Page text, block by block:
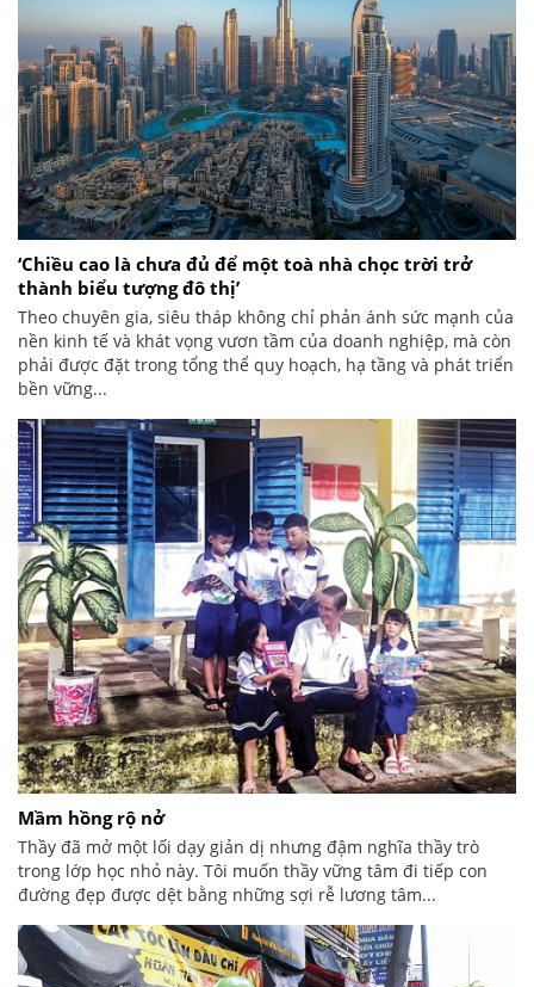
‘Chiều cao là chưa đủ để một toà nhà chọc trời trở
thành biểu tượng đô thị’
Theo chuyên gia, siêu tháp không chỉ phản ánh sức mạnh của
nền kinh tế và khát vọng vươn tầm của doanh nghiệp, mà còn
phải được đặt trong tổng thể quy hoạch, hạ tầng và phát triển
bền vững...
Mầm hồng rộ nở
Thầy đã mở một lối dạy giản dị nhưng đậm nghĩa thầy trò
trong lớp học nhỏ này. Tôi muốn thầy vững tâm đi tiếp con
đường đẹp được dệt bằng những sợi rễ lương tâm...